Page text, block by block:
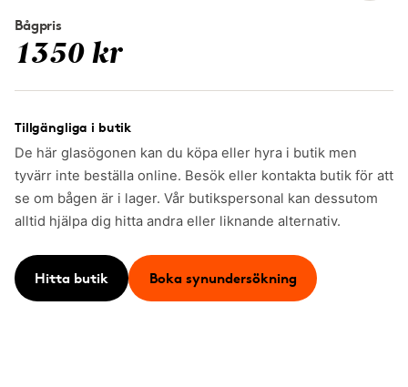
Bågpris
1350 kr
Tillgängliga i butik
De här glasögonen kan du köpa eller hyra i butik men
tyvärr inte beställa online. Besök eller kontakta butik för att
se om bågen är i lager. Vår butikspersonal kan dessutom
alltid hjälpa dig hitta andra eller liknande alternativ.
Hitta butik Boka synundersökning